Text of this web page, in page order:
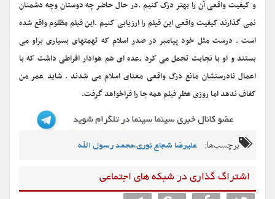
و کیفیت واقعی آن را بهتر درک کنیم .در حال حاضر چه دوستان وچه دشمنان
نمی گذارند کیفیت واقعی این فیلم را ارزیابی کنیم .این فیلم مظلوم واقع شده
است . درست مثل خود پیامبر در صدر اسلام که تهمتهای بسیاری براو می
بستند و او با نجابت تحمل می کرد ،عده ای هم هوادار افراطی داشت که با
اعمال نادرستشان مانع درک واقعی معنای اسلام می شدند . شاید عمر من
کفاف ندهد اما روزی عطر فیلم همه جا را فراخواهد گرفت.
برچسب‌ها: علیرضا شجاع نوری،محمد رسول الله
اشتراگ گذاری در شبکه های اجتماعی